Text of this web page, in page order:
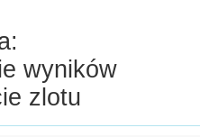
wyników
zlotu